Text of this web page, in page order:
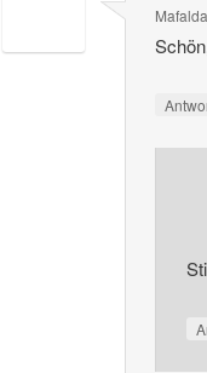
Mafalda